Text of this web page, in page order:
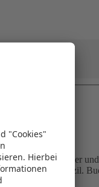
Wasser
passende Domizil.